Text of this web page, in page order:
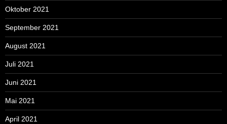
Oktober 2021
September 2021
August 2021
Juli 2021
Juni 2021
Mai 2021
April 2021